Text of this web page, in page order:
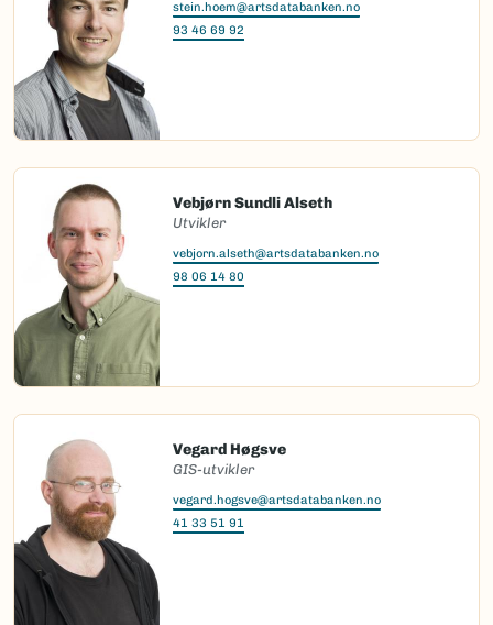
stein.hoem@artsdatabanken.no
93 46 69 92
Vebjørn Sundli Alseth
Utvikler
vebjorn.alseth@artsdatabanken.no
98 06 14 80
Vegard Høgsve
GIS-utvikler
vegard.hogsve@artsdatabanken.no
41 33 51 91